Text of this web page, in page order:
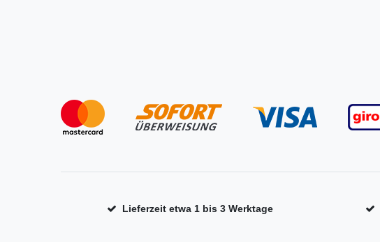
Lieferzeit etwa 1 bis 3 Werktage